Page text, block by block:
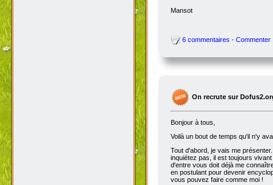
Mansot
6 commentaires - Commenter
On recrute sur
Bonjour à tous,
Voilà un bout de temps qu'il n'y
Tout d'abord, je vais me
inquiétez pas, il est toujours
d'entre vous doit déjà me
en postulant pour devenir
vous pouvez faire comme moi !